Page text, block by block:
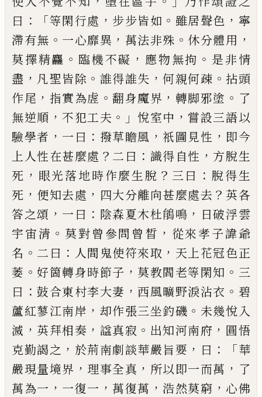
曰 ： 「等閑行處 ， 步步皆如 。 雖居聲色 ， 寧
滯有無 。 一心靡異 ， 萬法非殊 。 休分體用 ，
莫擇精麤 。 臨機不礙 ， 應物無拘 。 是非情
盡 ， 凡聖皆除 。 誰得誰失 ，何親何疎 。拈頭
作尾 ， 指實為虗 。翻身魔界 ， 轉脚邪塗 。 了
無逆順 ，不犯工夫 。」 悅室中 ，嘗設三語以
驗學者 ， 一曰 ： 撥草瞻風 ， 祇圖見性 ， 即今
上人性在甚麼處 ？ 二曰 ： 識得自性 ， 方脫生
死 ， 眼光落地時作麼生脫 ？ 三曰 ： 脫得生
死 ， 便知去處 ， 四大分離向甚麼處去 ？ 英各
答之頌 ， 一曰 ： 陰森夏木杜䳌鳴 ， 日破浮雲
宇宙清 。 莫對曾參問曾晳 ， 從來孝子諱爺
名 。 二曰 ： 人間鬼使符來取 ， 天上花冠色正
萎 。好箇轉身時節子 ， 莫教閻老等閑知 。 三
曰 ：鼓合東村李大妻 ， 西風曠野淚沾衣 。 碧
蘆紅蓼江南岸 ， 却作張三坐釣磯 。 未幾悅入
滅 ， 英拜相奏 ， 諡真寂 。 出知河南府 ， 圓悟
克勤謁之 ， 於荊南劇談華嚴旨要 ， 曰 ：「華
嚴現量境界 ， 理事全真 ， 所以即一而萬 ， 了
萬為一 ， 一復一 ， 萬復萬 ， 浩然莫窮 ， 心佛